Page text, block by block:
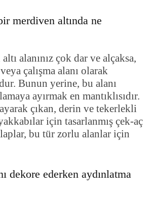
merdiven altında ne
alanınız çok dar ve alçaksa,
çalışma alanı olarak
Bunun yerine, bu alanı
ayırmak en mantıklısıdır.
çıkan, derin ve tekerlekli
için tasarlanmış çek-aç
bu tür zorlu alanlar için
dekore ederken aydınlatma